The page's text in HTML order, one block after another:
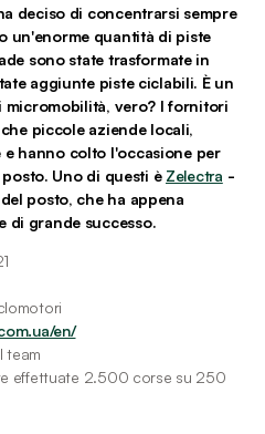
deciso di concentrarsi sempre
un'enorme quantità di piste
sono state trasformate in
aggiunte piste ciclabili. È un
micromobilità, vero? I fornitori
piccole aziende locali,
hanno colto l'occasione per
Uno di questi è Zelectra -
posto, che ha appena
di grande successo.
en/
team
effettuate 2.500 corse su 250